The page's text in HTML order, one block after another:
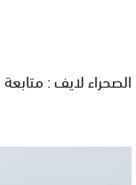
الصحراء لايف : متابعة